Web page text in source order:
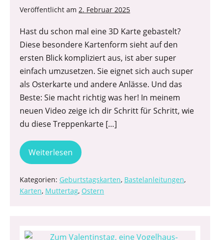
Veröffentlicht am 2. Februar 2025
Hast du schon mal eine 3D Karte gebastelt?
Diese besondere Kartenform sieht auf den
ersten Blick kompliziert aus, ist aber super
einfach umzusetzen. Sie eignet sich auch super
als Osterkarte und andere Anlässe. Und das
Beste: Sie macht richtig was her! In meinem
neuen Video zeige ich dir Schritt für Schritt, wie
du diese Treppenkarte […]
Weiterlesen
Kategorien: Geburtstagskarten, Bastelanleitungen,
Karten, Muttertag, Ostern